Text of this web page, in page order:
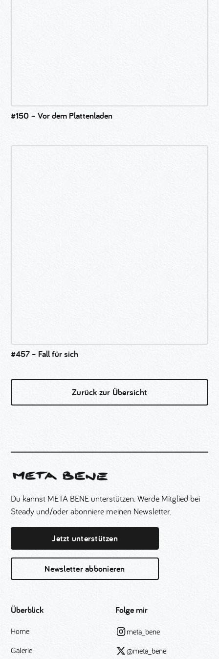
#150 – Vor dem Plattenladen
#457 – Fall für sich
Zurück zur Übersicht
Du kannst META BENE unterstützen. Werde Mitglied bei
Steady und/oder abonniere meinen Newsletter.
Jetzt unterstützen
Newsletter abbonieren
Überblick
Home
Galerie
Folge mir
meta_bene
@meta_bene